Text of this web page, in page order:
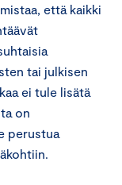
että kaikki
tai julkisen
ei tule lisätä
on
perustua